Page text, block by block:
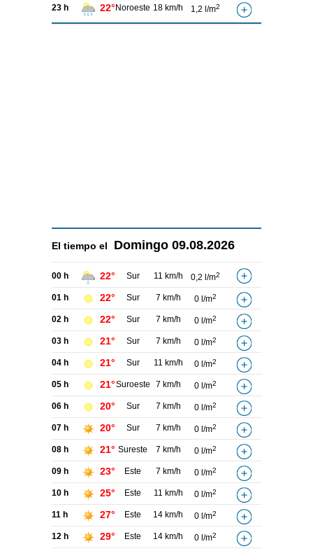
23 h 22° Noroeste 18 km/h 1,2 l/m2
El tiempo el Domingo 09.08.2026
00 h 22° Sur 11 km/h 0,2 l/m2
01 h 22° Sur 7 km/h 0 l/m2
02 h 22° Sur 7 km/h 0 l/m2
03 h 21° Sur 7 km/h 0 l/m2
04 h 21° Sur 11 km/h 0 l/m2
05 h 21°Suroeste 7 km/h 0 l/m2
06 h 20° Sur 7 km/h 0 l/m2
07 h 20° Sur 7 km/h 0 l/m2
08 h 21° Sureste 7 km/h 0 l/m2
09 h 23° Este 7 km/h 0 l/m2
10 h 25° Este 11 km/h 0 l/m2
11 h 27° Este 14 km/h 0 l/m2
12 h 29° Este 14 km/h 0 l/m2